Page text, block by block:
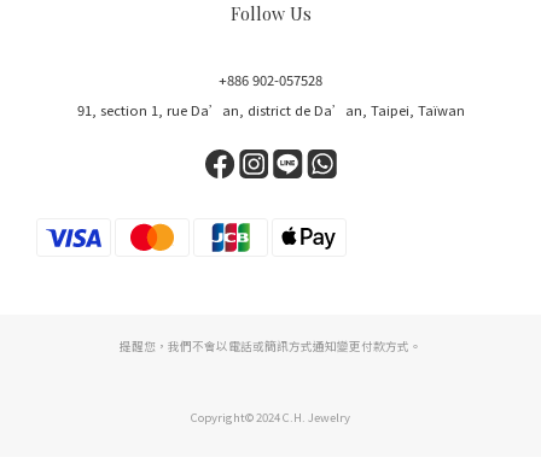
Follow Us
+886 902-057528
91, section 1, rue Da’an, district de Da’an, Taipei, Taïwan
提醒您，我們不會以電話或簡訊方式通知變更付款方式。
Copyright© 2024 C.H. Jewelry